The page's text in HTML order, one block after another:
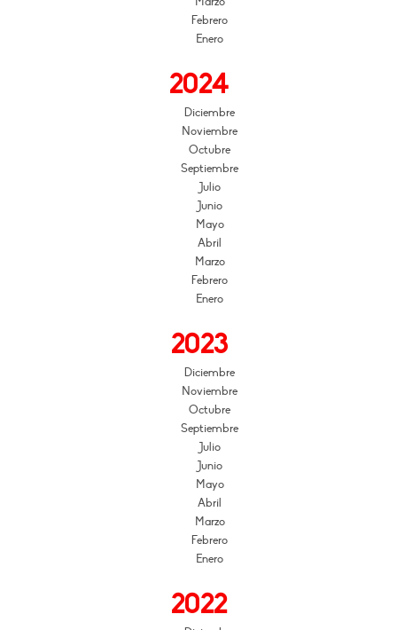
Febrero
Enero
2024
Diciembre
Noviembre
Octubre
Septiembre
Julio
Junio
Mayo
Abril
Marzo
Febrero
Enero
2023
Diciembre
Noviembre
Octubre
Septiembre
Julio
Junio
Mayo
Abril
Marzo
Febrero
Enero
2022